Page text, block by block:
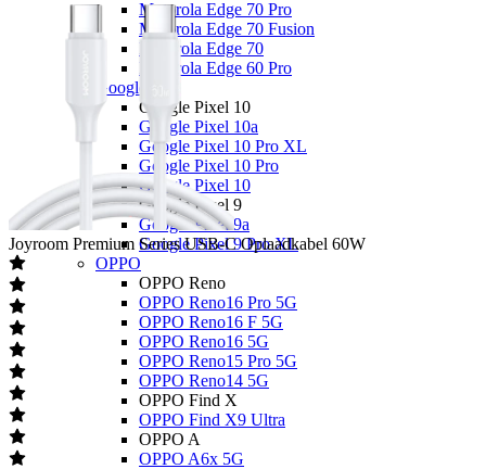
Motorola Edge 70 Pro
Motorola Edge 70 Fusion
Motorola Edge 70
Motorola Edge 60 Pro
Google
Google Pixel 10
Google Pixel 10a
Google Pixel 10 Pro XL
Google Pixel 10 Pro
Google Pixel 10
Google Pixel 9
Google Pixel 9a
Google Pixel 9 Pro XL
OPPO
OPPO Reno
OPPO Reno16 Pro 5G
OPPO Reno16 F 5G
OPPO Reno16 5G
OPPO Reno15 Pro 5G
OPPO Reno14 5G
OPPO Find X
OPPO Find X9 Ultra
OPPO A
OPPO A6x 5G
Joyroom Premium Series USB-C Oplaadkabel 60W